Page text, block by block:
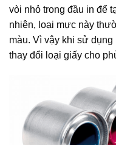
vòi nhỏ trong đầu in để
nhiên, loại mực này
màu. Vì vậy khi sử
thay đổi loại giấy cho